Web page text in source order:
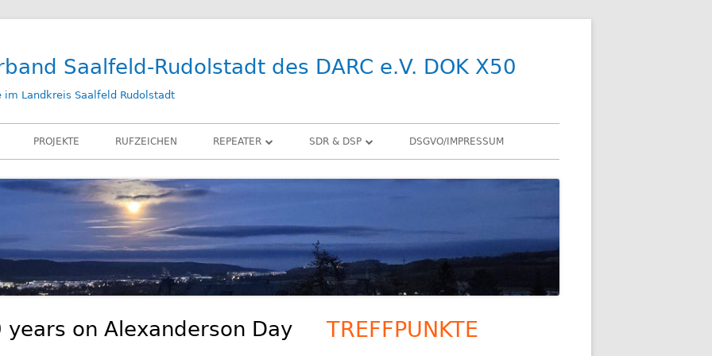
Saalfeld-Rudolstadt des DARC e.V. DOK X50
im Landkreis Saalfeld Rudolstadt
PROJEKTE RUFZEICHEN REPEATER
DB0SLF / TEST
SDR & DSP
LAN-IQ SDR
BELKA DX
DSGVO/IMPRESSUM
years on Alexanderson Day
Haupt-
TREFFPUNKTE